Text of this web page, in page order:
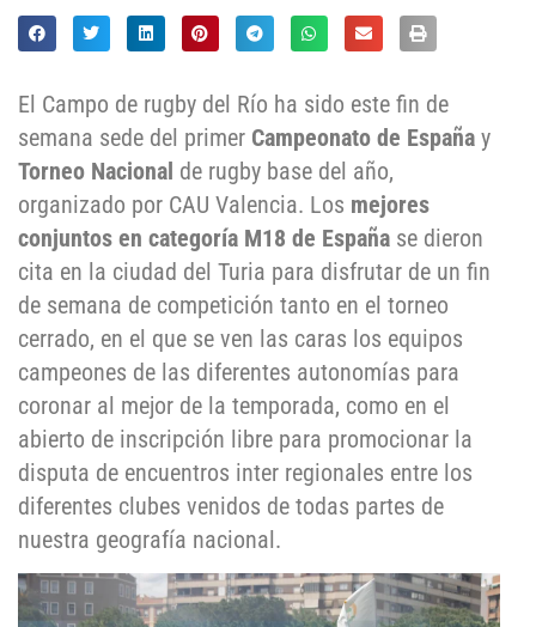
El Campo de rugby del Río ha sido este fin de
semana sede del primer Campeonato de España y
Torneo Nacional de rugby base del año,
organizado por CAU Valencia. Los mejores
conjuntos en categoría M18 de España se dieron
cita en la ciudad del Turia para disfrutar de un fin
de semana de competición tanto en el torneo
cerrado, en el que se ven las caras los equipos
campeones de las diferentes autonomías para
coronar al mejor de la temporada, como en el
abierto de inscripción libre para promocionar la
disputa de encuentros inter regionales entre los
diferentes clubes venidos de todas partes de
nuestra geografía nacional.